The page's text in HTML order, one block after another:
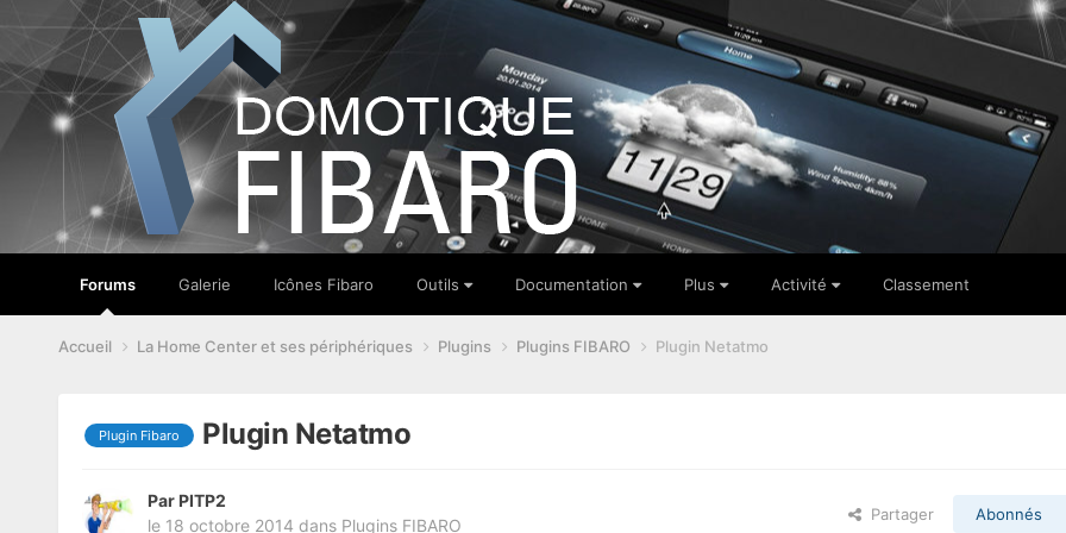
Forums Galerie Icônes Fibaro Outils Documentation Plus Activité Classement
Accueil La Home Center et ses périphériques Plugins Plugins FIBARO Plugin Netatmo
Plugin Fibaro Plugin Netatmo
Par PITP2
le 18 octobre 2014 dans Plugins FIBARO
Partager Abonnés